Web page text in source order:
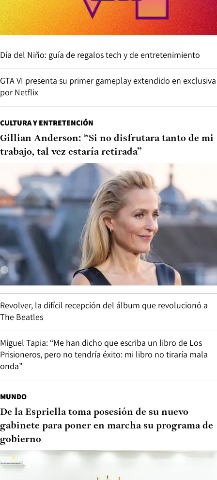
Día del Niño: guía de regalos tech y de entretenimiento
GTA VI presenta su primer gameplay extendido en exclusiva
por Netflix
CULTURA Y ENTRETENCIÓN
Gillian Anderson: “Si no disfrutara tanto de mi
trabajo, tal vez estaría retirada”
Revolver, la difícil recepción del álbum que revolucionó a
The Beatles
Miguel Tapia: “Me han dicho que escriba un libro de Los
Prisioneros, pero no tendría éxito: mi libro no tiraría mala
onda”
MUNDO
De la Espriella toma posesión de su nuevo
gabinete para poner en marcha su programa de
gobierno